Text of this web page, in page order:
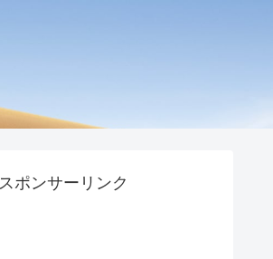
スポンサーリンク